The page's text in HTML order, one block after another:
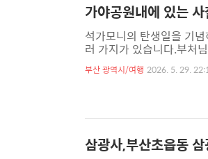
가야공원내에 있는
석가모니의 탄생일을 기
러 가지가 있습니다.부처
위해 기도하려고마음을
(스님의 말씀 듣기)관불
부산 광역시/여행 2026. 5. 29.
삼광사,부산초읍동